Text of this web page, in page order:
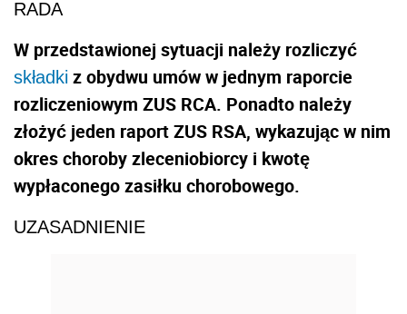
RADA
W przedstawionej sytuacji należy rozliczyć
składki z obydwu umów w jednym raporcie
rozliczeniowym ZUS RCA. Ponadto należy
złożyć jeden raport ZUS RSA, wykazując w nim
okres choroby zleceniobiorcy i kwotę
wypłaconego zasiłku chorobowego.
UZASADNIENIE